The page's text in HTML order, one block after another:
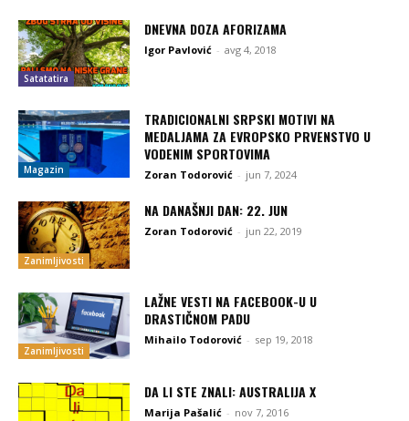
Satatatira
DNEVNA DOZA AFORIZAMA
Igor Pavlović - avg 4, 2018
Magazin
TRADICIONALNI SRPSKI MOTIVI NA
MEDALJAMA ZA EVROPSKO PRVENSTVO U
VODENIM SPORTOVIMA
Zoran Todorović - jun 7, 2024
Zanimljivosti
NA DANAŠNJI DAN: 22. JUN
Zoran Todorović - jun 22, 2019
Zanimljivosti
LAŽNE VESTI NA FACEBOOK-U U
DRASTIČNOM PADU
Mihailo Todorović - sep 19, 2018
DA LI STE ZNALI: AUSTRALIJA X
Marija Pašalić - nov 7, 2016